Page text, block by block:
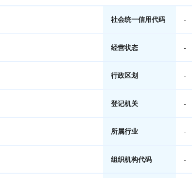
社会统一信用代码 -
经营状态 -
行政区划 -
登记机关 -
所属行业 -
组织机构代码 -